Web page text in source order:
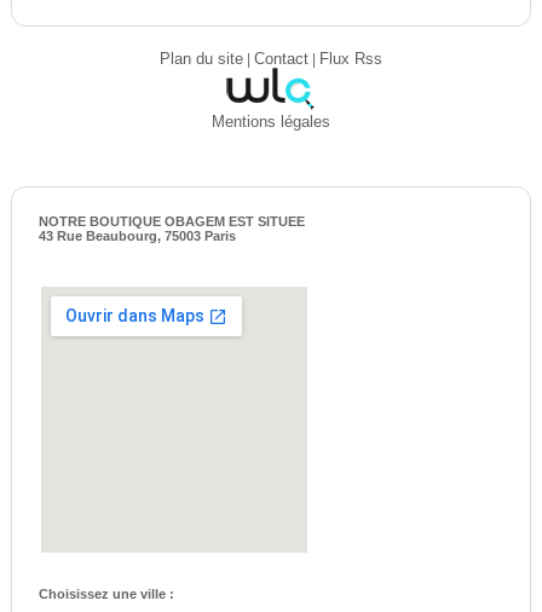
Plan du site| Contact| Flux Rss
Mentions légales
NOTRE BOUTIQUE OBAGEM EST SITUEE
43 Rue Beaubourg, 75003 Paris
Choisissez une ville :